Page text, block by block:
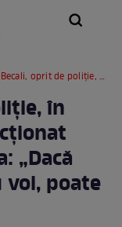
direct la TV. Cum a reacționat latifundiarul din Pipera: „Dacă mă aude că vorbesc cu voi, poate mă lasă”
în
„Dacă
voi, poate